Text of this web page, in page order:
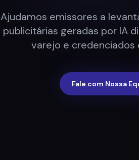
Ajudamos emissores a
publicitárias geradas por IA
varejo e credenciados
Fale com Nossa